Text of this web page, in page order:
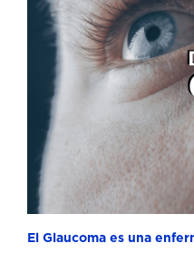
El Glaucoma es una